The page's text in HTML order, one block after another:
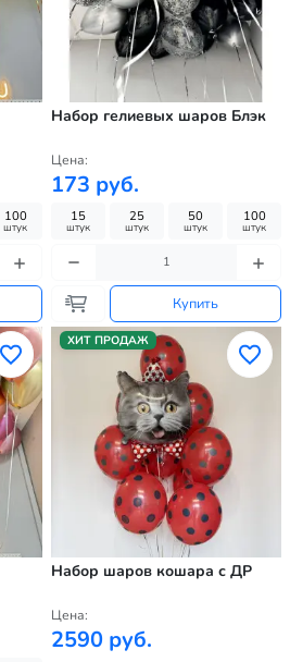
100
штук
Набор гелиевых шаров Блэк
Цена:
173 руб.
15
штук
25
штук
50
штук
100
штук
Купить
ХИТ ПРОДАЖ
Набор шаров кошара с ДР
Цена:
2590 руб.